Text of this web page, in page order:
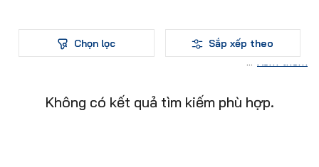
Chọn lọc Sắp xếp theo
Xem thêm
Không có kết quả tìm kiếm phù hợp.